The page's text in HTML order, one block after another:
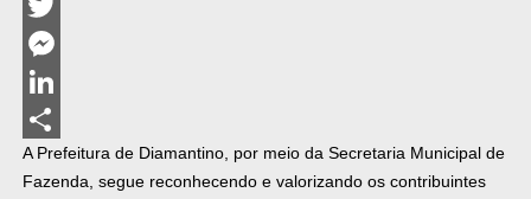
Facebook
Twitter
Messenger
LinkedIn
Share
A Prefeitura de Diamantino, por meio da Secretaria Municipal de
Fazenda, segue reconhecendo e valorizando os contribuintes